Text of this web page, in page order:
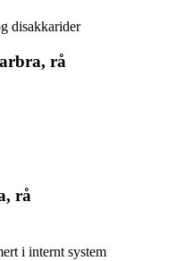
disakkarider
rå
rå
i internt system